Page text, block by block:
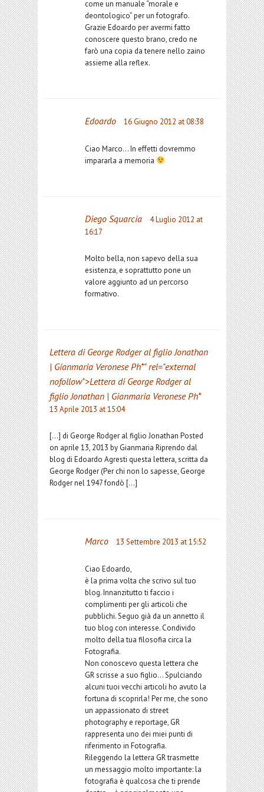
come un manuale “morale e
deontologico” per un fotografo.
Grazie Edoardo per avermi fatto
conoscere questo brano, credo ne
farò una copia da tenere nello zaino
assieme alla reflex.
Edoardo 16 Giugno 2012 at 08:38
Ciao Marco… In effetti dovremmo
impararla a memoria
Diego Squarcia
4 Luglio 2012 at
16:17
Molto bella, non sapevo della sua
esistenza, e soprattutto pone un
valore aggiunto ad un percorso
formativo.
Lettera di George Rodger al figlio Jonathan
| Gianmaria Veronese Ph*" rel="external
nofollow">Lettera di George Rodger al
figlio Jonathan | Gianmaria Veronese Ph*
13 Aprile 2013 at 15:04
[…] di George Rodger al figlio Jonathan Posted
on aprile 13, 2013 by Gianmaria Riprendo dal
blog di Edoardo Agresti questa lettera, scritta da
George Rodger (Per chi non lo sapesse, George
Rodger nel 1947 fondò […]
Marco 13 Settembre 2013 at 15:52
Ciao Edoardo,
è la prima volta che scrivo sul tuo
blog. Innanzitutto ti faccio i
complimenti per gli articoli che
pubblichi. Seguo già da un annetto il
tuo blog con interesse. Condivido
molto della tua filosofia circa la
Fotografia.
Non conoscevo questa lettera che
GR scrisse a suo figlio… Spulciando
alcuni tuoi vecchi articoli ho avuto la
fortuna di scoprirla! Per me, che sono
un appassionato di street
photography e reportage, GR
rappresenta uno dei miei punti di
riferimento in Fotografia.
Rileggendo la lettera GR trasmette
un messaggio molto importante: la
fotografia è qualcosa che ti prende